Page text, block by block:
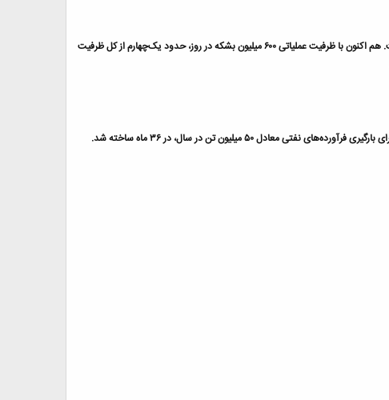
پالایشگاه نفت جامنگر واقع در شمال‌غربی هند. این مجتمع نخستین پالایشگاه به طور کامل خصوصی هند و بزرگترین آن، در جهان است. هم اکنون با ظرفیت عملیاتی ۶۰۰ میلیون بشکه در روز، حدود یک‌چهارم از کل ظرفیت